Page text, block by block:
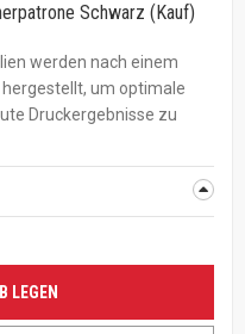
Schwarz (Kauf)
werden nach einem
um optimale
Druckergebnisse zu
LEGEN